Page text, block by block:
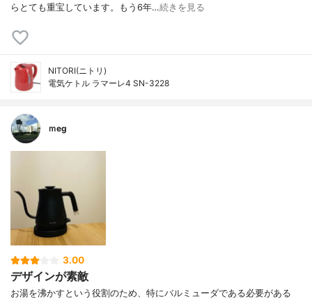
らとても重宝しています。もう6年…続きを見る
NITORI(ニトリ)
電気ケトル ラマーレ4 SN-3228
ｍeg
3.00
デザインが素敵
お湯を沸かすという役割のため、特にバルミューダである必要がある